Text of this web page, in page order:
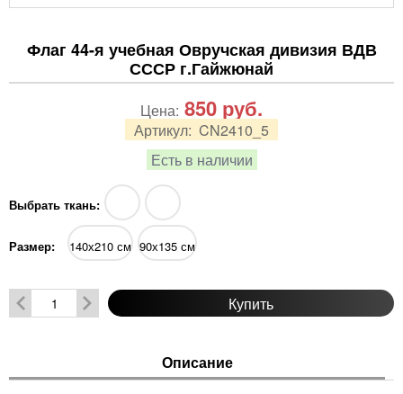
Флаг 44-я учебная Овручская дивизия ВДВ
СССР г.Гайжюнай
Артикул: CN2410_5
Есть в наличии
Цена: 850 руб.
Выбрать ткань:
Размер: 140х210 см 90х135 см
Купить
Описание